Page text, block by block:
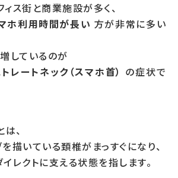
ス街と商業施設が多く、
ホ利用時間が長い 方が非常に多い
しているのが
レートネック（スマホ首） の症状で
、
描いている頚椎がまっすぐになり、
レクトに支える状態を指します。